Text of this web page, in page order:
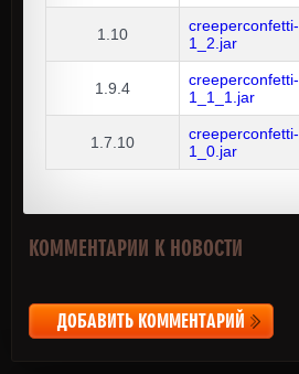
1.10
creeperconfetti-
1_2.jar
1.9.4
creeperconfetti-
1_1_1.jar
1.7.10
creeperconfetti-
1_0.jar
КОММЕНТАРИИ К НОВОСТИ
ДОБАВИТЬ КОММЕНТАРИЙ